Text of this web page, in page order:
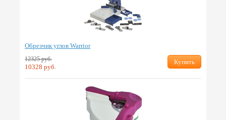
Обрезчик углов Warrior
12325 руб.
10328 руб.
Купить